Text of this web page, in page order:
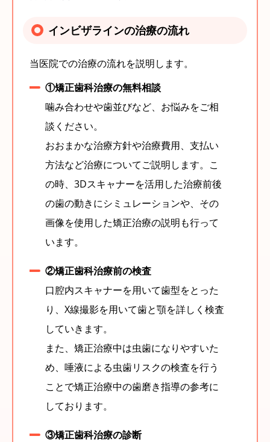
インビザラインの治療の流れ
当医院での治療の流れを説明します。
①矯正歯科治療の無料相談
噛み合わせや歯並びなど、お悩みをご相
談ください。
おおまかな治療方針や治療費用、支払い
方法など治療についてご説明します。こ
の時、3Dスキャナーを活用した治療前後
の歯の動きにシミュレーションや、その
画像を使用した矯正治療の説明も行って
います。
②矯正歯科治療前の検査
口腔内スキャナーを用いて歯型をとった
り、X線撮影を用いて歯と顎を詳しく検査
していきます。
また、矯正治療中は虫歯になりやすいた
め、唾液による虫歯リスクの検査を行う
ことで矯正治療中の歯磨き指導の参考に
しております。
③矯正歯科治療の診断